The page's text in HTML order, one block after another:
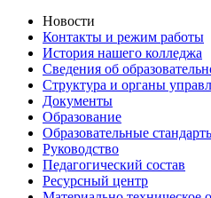
Новости
Контакты и режим работы
История нашего колледжа
Сведения об
Структура и органы
Документы
Образование
Образовательные
Руководство
Педагогический состав
Ресурсный центр